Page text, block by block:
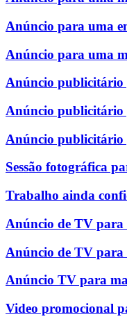
Anúncio para uma
Anúncio para uma
Anúncio publicitário
Anúncio publicitário
Anúncio publicitário
Sessão fotográfica
Trabalho ainda
Anúncio de TV para
Anúncio de TV para
Anúncio TV para
Video promocional